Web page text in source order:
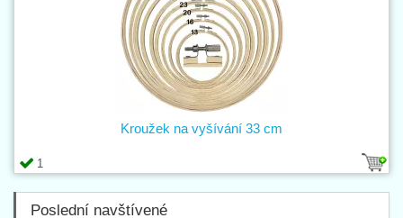
1
Kroužek na vyšívání 33 cm
Poslední navštívené